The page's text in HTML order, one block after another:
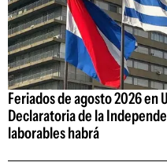
Feriados de agosto 2026 en
Declaratoria de la
laborables habrá